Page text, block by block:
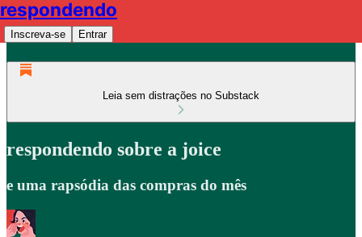
respondendo
Inscreva-se Entrar
Leia sem distrações no Substack
respondendo sobre a joice
e uma rapsódia das compras do mês